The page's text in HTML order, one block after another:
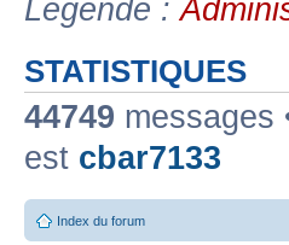
Légende :
STATISTIQUES
44749 messages
est cbar7133
Index du forum